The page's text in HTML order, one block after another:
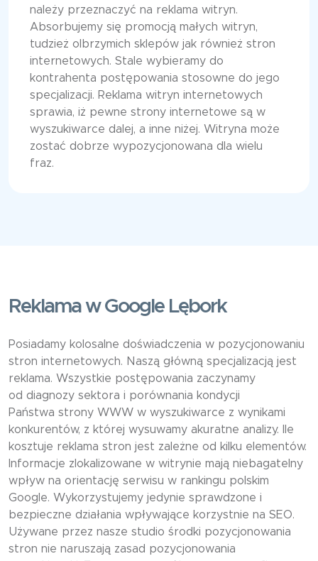
należy przeznaczyć na reklama witryn.
Absorbujemy się promocją małych witryn,
tudzież olbrzymich sklepów jak również stron
internetowych. Stale wybieramy do
kontrahenta postępowania stosowne do jego
specjalizacji. Reklama witryn internetowych
sprawia, iż pewne strony internetowe są w
wyszukiwarce dalej, a inne niżej. Witryna może
zostać dobrze wypozycjonowana dla wielu
fraz.
Reklama w Google Lębork
Posiadamy kolosalne doświadczenia w pozycjonowaniu
stron internetowych. Naszą główną specjalizacją jest
reklama. Wszystkie postępowania zaczynamy
od diagnozy sektora i porównania kondycji
Państwa strony WWW w wyszukiwarce z wynikami
konkurentów, z której wysuwamy akuratne analizy. Ile
kosztuje reklama stron jest zależne od kilku elementów.
Informacje zlokalizowane w witrynie mają niebagatelny
wpływ na orientację serwisu w rankingu polskim
Google. Wykorzystujemy jedynie sprawdzone i
bezpieczne działania wpływające korzystnie na SEO.
Używane przez nasze studio środki pozycjonowania
stron nie naruszają zasad pozycjonowania